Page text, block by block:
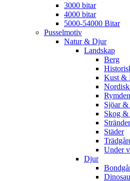
3000 bitar
4000 bitar
5000-54000 Bitar
Pusselmotiv
Natur & Djur
Landskap
Berg
Kust &
Rymden
Sjöar
Skog
Stränder
Städer
Under
Djur